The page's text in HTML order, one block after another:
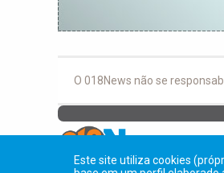
O 018News não se
Este site utiliza cookies